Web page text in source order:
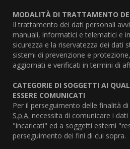
MODALITÀ DI TRATTAMENTO
Il trattamento dei dati personali
manuali, informatici e telematici e
sicurezza e la riservatezza dei dati
sistemi di prevenzione e
aggiornati e verificati in termini di
CATEGORIE DI SOGGETTI AI
ESSERE COMUNICATI
Per il perseguimento delle finalità
S.p.A. necessita di comunicare i
"incaricati" ed a soggetti esterni
perseguimento dei fini di cui sopra.